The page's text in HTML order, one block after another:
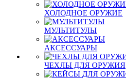
ХОЛОДНОЕ ОРУЖИЕ
МУЛЬТИТУЛЫ
АКСЕССУАРЫ
ЧЕХЛЫ ДЛЯ ОРУЖИЯ